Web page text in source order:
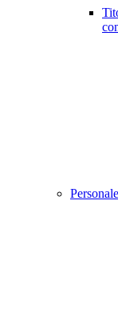
Personale